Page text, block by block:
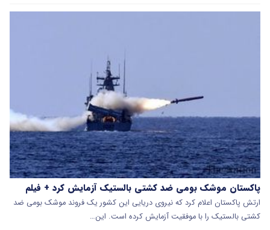
پاکستان موشک بومی ضد کشتی بالستیک آزمایش کرد + فیلم
ارتش پاکستان اعلام کرد که نیروی دریایی این کشور یک فروند‌ موشک بومی ضد
کشتی بالستیک را با موفقیت آزمایش کرده است. این…